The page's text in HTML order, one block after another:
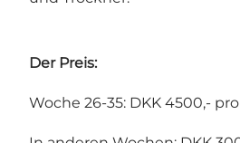
Der Preis:
Woche 26-35: DKK 4500,-